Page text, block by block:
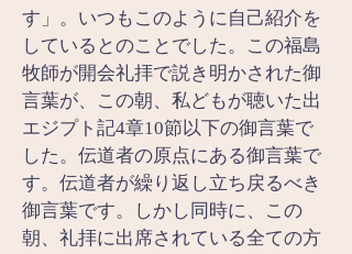
す」。いつもこのように自己紹介を
しているとのことでした。この福島
牧師が開会礼拝で説き明かされた御
言葉が、この朝、私どもが聴いた出
エジプト記4章10節以下の御言葉で
した。伝道者の原点にある御言葉で
す。伝道者が繰り返し立ち戻るべき
御言葉です。しかし同時に、この
朝、礼拝に出席されている全ての方